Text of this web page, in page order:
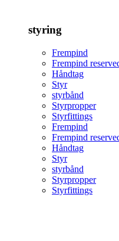
styring
Frempind
Frempind
Håndtag
Styr
styrbånd
Styrpropper
Styrfittings
Frempind
Frempind
Håndtag
Styr
styrbånd
Styrpropper
Styrfittings